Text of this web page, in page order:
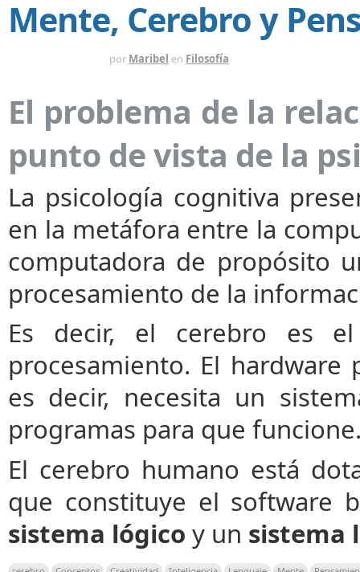
Mente, Cerebro y
por Maribel en Filosofía
El problema de la
punto de vista de la
La psicología cognitiva
en la metáfora entre la
computadora de propósito
procesamiento de la
Es decir, el cerebro es
procesamiento. El
es decir, necesita un
programas para que
El cerebro humano está
que constituye el software
sistema lógico y un sistema